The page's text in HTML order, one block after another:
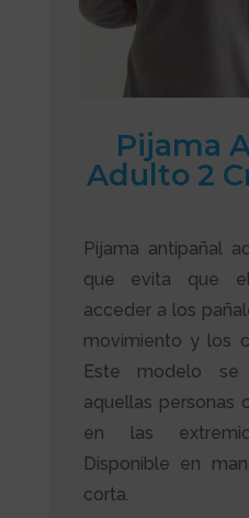
Pijama
Adulto 2
Pijama antipañal
que evita que
acceder a los
movimiento y los
Este modelo se
aquellas personas
en las
Disponible en
corta.